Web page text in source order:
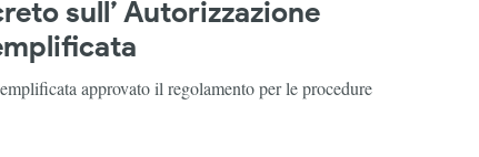
sull’ Autorizzazione
approvato il regolamento per le procedure